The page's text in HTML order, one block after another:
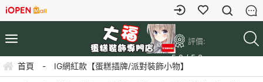
評價:
5.0 / 5.0
首頁 - IG網紅款【蛋糕插牌/派對裝飾小物】